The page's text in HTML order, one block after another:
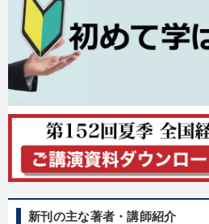
新刊の主な著者・講師紹介